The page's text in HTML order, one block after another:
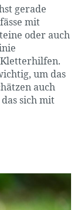
gerade
mit
oder auch
um das
auch
sich mit